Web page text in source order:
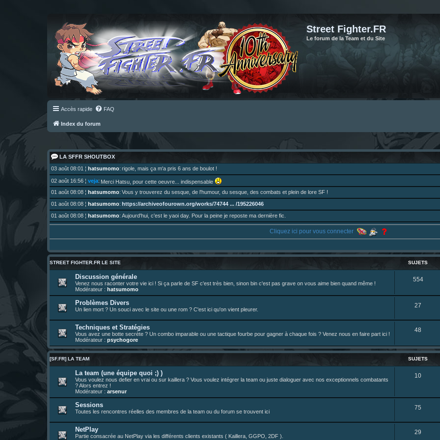
Street Fighter.FR
Le forum de la Team et du Site
Accès rapide FAQ
Index du forum
LA SFFR SHOUTBOX
03 août 08:01 ¦ hatsumomo: rigole, mais ça m'a pris 6 ans de boulot !
02 août 16:56 ¦ veja: Merci Hatsu, pour cette oeuvre... indispensable
01 août 08:08 ¦ hatsumomo: Vous y trouverez du sesque, de l'humour, du sesque, des combats et plein de lore SF !
01 août 08:08 ¦ hatsumomo: https://archiveofourown.org/works/74744 ... /195226046
01 août 08:08 ¦ hatsumomo: Aujourd'hui, c'est le yaoi day. Pour la peine je reposte ma dernière fic.
26 juil. 22:09¦hatsumomo:bio de Alex en ligne les gens !
13 juil. 09:53¦hatsumomo:bonjour les amis, je viens de poster ma 1e review de figurine !
23 juin 10:36¦indy:une très chouette SFFR shoutbox !
23 juin 07:30¦hatsumomo: nouvelle trad caniculaire les amis !
23 juin 07:26¦hatsumomo:shoutbox réinitialisée
22 juin 12:27¦indy:Yo !
22 juin 08:49¦veja:Yo
Cliquez ici pour vous connecter
STREET FIGHTER.FR LE SITE SUJETS
Discussion générale
Venez nous raconter votre vie ici ! Si ça parle de SF c'est très bien, sinon bin c'est pas grave on vous aime bien quand même !
Modérateur : hatsumomo
554S
Problèmes Divers
Un lien mort ? Un souci avec le site ou une rom ? C'est ici qu'on vient pleurer.
27
t
Techniques et Stratégies
Vous avez une botte secrète ? Un combo imparable ou une tactique fourbe pour gagner à chaque fois ? Venez nous en faire part ici !
Modérateur : psychogore
48
j
e
[SF.FR] LA TEAM SUJETS
La team (une équipe quoi ;) )
Vous voulez nous defier en vrai ou sur kaillera ? Vous voulez intégrer la team ou juste dialoguer avec nos exceptionnels combatants
? Alors entrez !
Modérateur : arsenur
10S
Sessions
Toutes les rencontres réelles des membres de la team ou du forum se trouvent ici
75
NetPlay
Partie consacrée au NetPlay via les différents clients existants ( Kaillera, GGPO, 2DF ).
29